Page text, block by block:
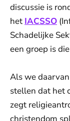
discussie is
het IACSSO
Schadelijke
een groep is
Als we
stellen dat het
zegt